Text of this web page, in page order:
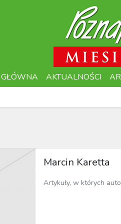
GŁÓWNA AKTUALNOŚCI
Marcin Karetta
Artykuły, w których